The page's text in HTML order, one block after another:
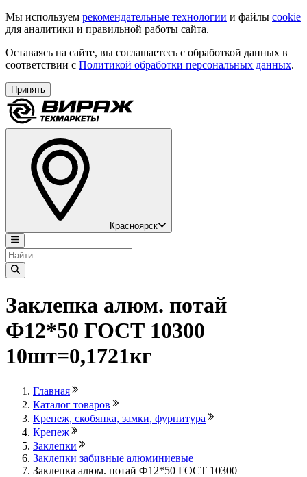
Мы используем рекомендательные технологии и файлы cookie
для аналитики и правильной работы сайта.
Оставаясь на сайте, вы соглашаетесь с обработкой данных в
соответствии с Политикой обработки персональных данных.
Принять
Красноярск
Заклепка алюм. потай
Ф12*50 ГОСТ 10300
10шт=0,1721кг
Главная
Каталог товаров
Крепеж, скобянка, замки, фурнитура
Крепеж
Заклепки
Заклепки забивные алюминиевые
Заклепка алюм. потай Ф12*50 ГОСТ 10300